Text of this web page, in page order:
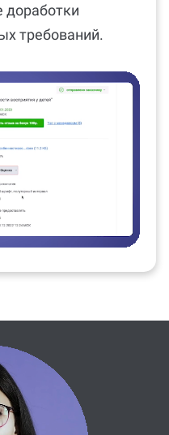
доработки
требований.